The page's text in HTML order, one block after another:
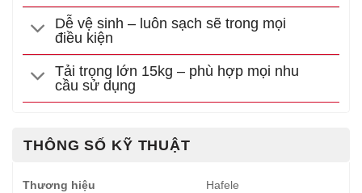
Dễ vệ sinh – luôn sạch sẽ trong mọi
điều kiện
Tải trọng lớn 15kg – phù hợp mọi nhu
cầu sử dụng
THÔNG SỐ KỸ THUẬT
Thương hiệu Hafele